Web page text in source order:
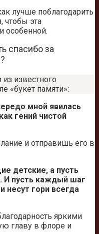
лучше поблагодарить
чтобы эта
особенной.
спасибо за
известного
«букет памяти»:
мной явилась
гений чистой
и отправишь его в
детские, а пусть
И пусть каждый шаг
несут гори всегда
яркими
главу в флоре и